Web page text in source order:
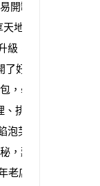
開罐雪花冰，夏天
天地親子餐廳推薦！
級，新推出刈包、
了好多年的凍圓，
，學生、上班族的
、排餐，不限時不
泡芙，必吃超特別
，藏在小街裡的桂
老店，經典復刻檸